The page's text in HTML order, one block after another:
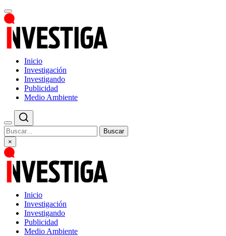
Inicio
Investigación
Investigando
Publicidad
Medio Ambiente
Buscar
×
Inicio
Investigación
Investigando
Publicidad
Medio Ambiente